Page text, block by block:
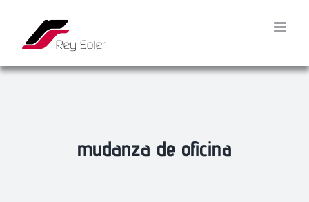
contenido
mudanza de oficina